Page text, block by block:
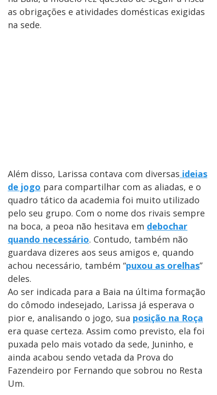
as obrigações e atividades domésticas exigidas
na sede.
Além disso, Larissa contava com diversas ideias
de jogo para compartilhar com as aliadas, e o
quadro tático da academia foi muito utilizado
pelo seu grupo. Com o nome dos rivais sempre
na boca, a peoa não hesitava em debochar
quando necessário. Contudo, também não
guardava dizeres aos seus amigos e, quando
achou necessário, também “puxou as orelhas”
deles.
Ao ser indicada para a Baia na última formação
do cômodo indesejado, Larissa já esperava o
pior e, analisando o jogo, sua posição na Roça
era quase certeza. Assim como previsto, ela foi
puxada pelo mais votado da sede, Juninho, e
ainda acabou sendo vetada da Prova do
Fazendeiro por Fernando que sobrou no Resta
Um.